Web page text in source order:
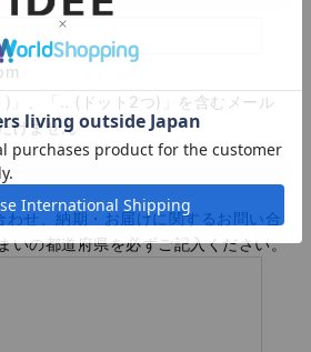
)」、「.. (ドット2つ)」を含むメール
けません
せ、納期・お届けに関するお問い合
いの都道府県を必ずご記入ください。